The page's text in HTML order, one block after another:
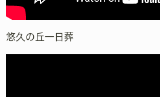
悠久の丘一日葬